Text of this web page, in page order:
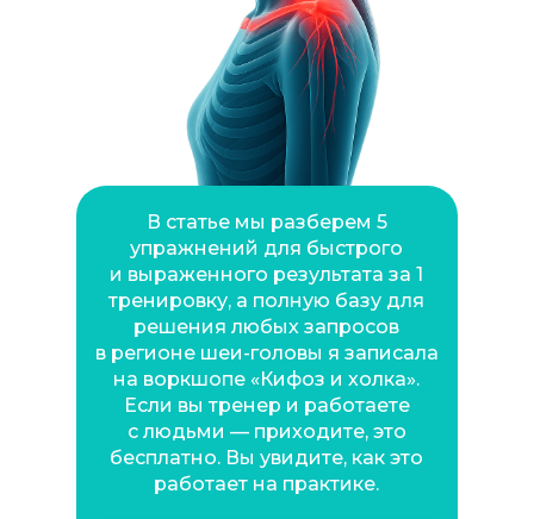
В статье мы разберем 5
упражнений для быстрого
и выраженного результата за 1
тренировку, а полную базу для
решения любых запросов
в регионе шеи-головы я записала
на воркшопе «Кифоз и холка».
Если вы тренер и работаете
с людьми — приходите, это
бесплатно. Вы увидите, как это
работает на практике.